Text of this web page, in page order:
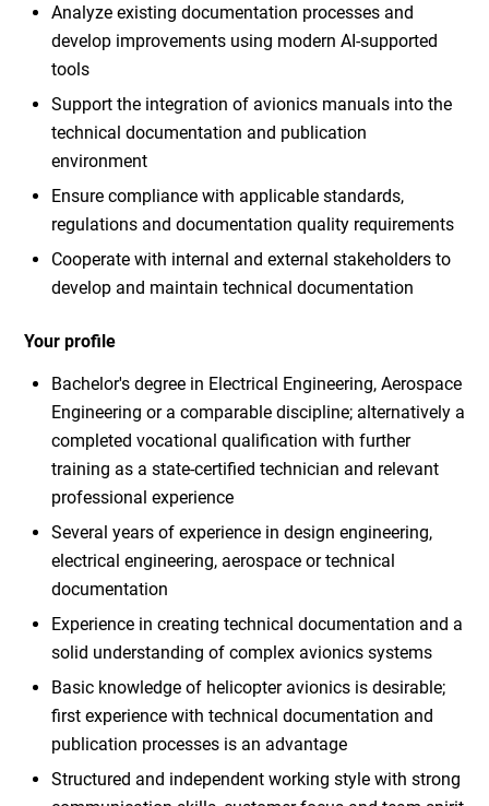
Analyze existing documentation processes and
develop improvements using modern AI-supported
tools
Support the integration of avionics manuals into the
technical documentation and publication
environment
Ensure compliance with applicable standards,
regulations and documentation quality requirements
Cooperate with internal and external stakeholders to
develop and maintain technical documentation
Your profile
Bachelor's degree in Electrical Engineering, Aerospace
Engineering or a comparable discipline; alternatively a
completed vocational qualification with further
training as a state-certified technician and relevant
professional experience
Several years of experience in design engineering,
electrical engineering, aerospace or technical
documentation
Experience in creating technical documentation and a
solid understanding of complex avionics systems
Basic knowledge of helicopter avionics is desirable;
first experience with technical documentation and
publication processes is an advantage
Structured and independent working style with strong